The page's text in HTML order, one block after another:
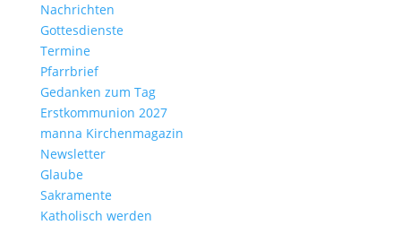
Nach­richten
Gottes­dienste
Termine
Pfarr­brief
Gedanken zum Tag
Erst­kom­mu­nion 2027
manna Kirchen­ma­gazin
News­letter
Glaube
Sakra­mente
Katho­lisch werden